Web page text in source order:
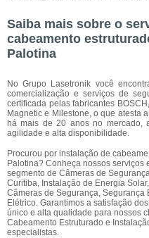
Saiba mais sobre o
cabeamento
Palotina
No Grupo Lasetronik você
comercialização e serviços de
certificada pelas fabricantes
Magnetic e Milestone, o que atesta
há mais de 20 anos no mercado,
agilidade e alta disponibilidade.
Procurou por instalação de
Palotina? Conheça nossos serviços
segmento de Câmeras de
Curitiba, Instalação de Energia
Câmeras de Segurança, Segurança
Elétrico. Garantimos a satisfação
único e alta qualidade para nossos
Cabeamento Estruturado e
especialistas.